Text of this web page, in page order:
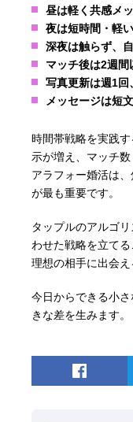
昼は軽く共感メ
夜は短時間・軽
深夜は触らず、
マッチ後は2週
写真更新は週1回
メッセージは短
時間帯戦略を実践
示が増え、マッチ数
アラフォー婚活は
が最も重要です。
タップルのアルゴ
わせた戦略を立てる
理想の相手に出会え
今日からできる小
きな差を生みます。